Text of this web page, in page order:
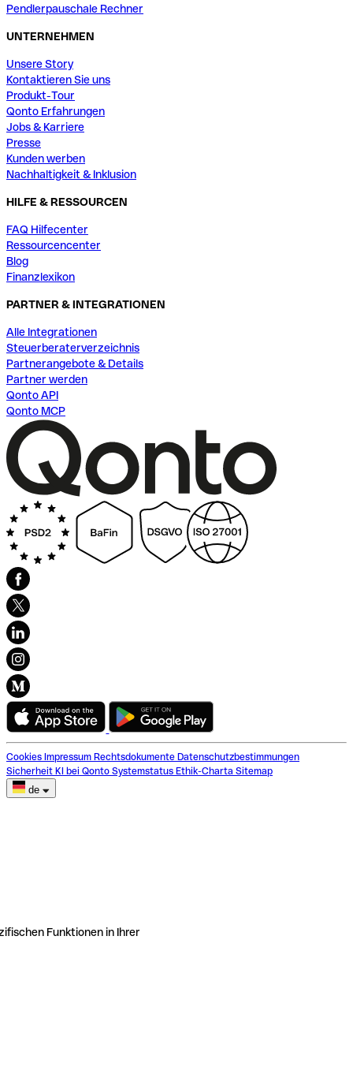
Pendlerpauschale Rechner
UNTERNEHMEN
Unsere Story
Kontaktieren Sie uns
Produkt-Tour
Qonto Erfahrungen
Jobs & Karriere
Presse
Kunden werben
Nachhaltigkeit & Inklusion
HILFE & RESSOURCEN
FAQ Hilfecenter
Ressourcencenter
Blog
Finanzlexikon
PARTNER & INTEGRATIONEN
Alle Integrationen
Steuerberaterverzeichnis
Partnerangebote & Details
Partner werden
Qonto API
Qonto MCP
Cookies Impressum Rechtsdokumente Datenschutzbestimmungen
Sicherheit KI bei Qonto Systemstatus Ethik-Charta Sitemap
de
Funktionen in Ihrer